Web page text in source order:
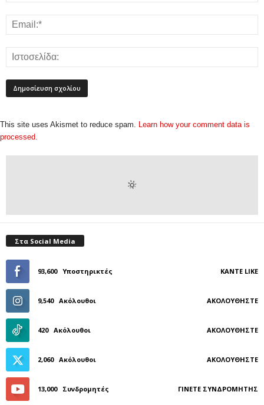
This site uses Akismet to reduce spam. Learn how your comment data is
processed.
Στα Social Media
93,600 Υποστηρικτές ΚΆΝΤΕ LIKE
9,540 Ακόλουθοι ΑΚΟΛΟΥΘΉΣΤΕ
420 Ακόλουθοι ΑΚΟΛΟΥΘΉΣΤΕ
2,060 Ακόλουθοι ΑΚΟΛΟΥΘΉΣΤΕ
13,000 Συνδρομητές ΓΊΝΕΤΕ ΣΥΝΔΡΟΜΗΤΉΣ